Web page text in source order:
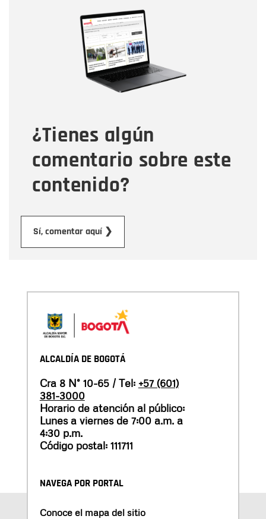
¿Tienes algún
comentario sobre este
contenido?
Sí, comentar aquí ❯
Correo electrónico
Tipo de comentario
Mensaje
ALCALDÍA DE BOGOTÁ
Cra 8 N° 10-65 / Tel: +57 (601)
381-3000
Horario de atención al público:
Lunes a viernes de 7:00 a.m. a
4:30 p.m.
Código postal: 111711
NAVEGA POR PORTAL
Conoce el mapa del sitio